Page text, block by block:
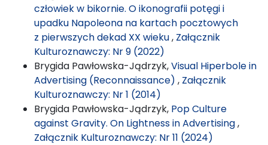
człowiek w bikornie. O ikonografii potęgi i
upadku Napoleona na kartach pocztowych
z pierwszych dekad XX wieku, Załącznik
Kulturoznawczy: Nr 9 (2022)
Brygida Pawłowska-Jądrzyk,Visual Hiperbole in
Advertising (Reconnaissance) , Załącznik
Kulturoznawczy: Nr 1 (2014)
Brygida Pawłowska-Jądrzyk, Pop Culture
against Gravity. On Lightness in Advertising,
Załącznik Kulturoznawczy: Nr 11 (2024)